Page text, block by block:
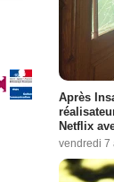
Après
Netflix
vendredi 7